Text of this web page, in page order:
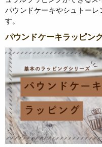
パウンドケーキやシュトー
す。
パウンドケーキラッピン